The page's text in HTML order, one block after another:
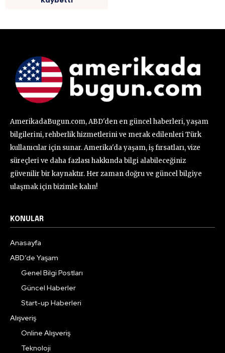
AmerikadaBugun.com, ABD'den en güncel haberleri, yaşam
bilgilerini, rehberlik hizmetlerini ve merak edilenleri Türk
kullanıcılar için sunar. Amerika'da yaşam, iş fırsatları, vize
süreçleri ve daha fazlası hakkında bilgi alabileceğiniz
güvenilir bir kaynaktır. Her zaman doğru ve güncel bilgiye
ulaşmak için bizimle kalın!
KONULAR
Anasayfa
ABD’de Yaşam
Genel Bilgi Postları
Güncel Haberler
Start-up Haberleri
Alışveriş
Online Alışveriş
Teknoloji